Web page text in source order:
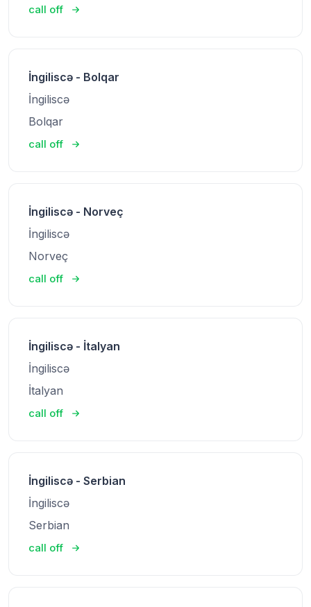
call off
İngiliscə - Bolqar
İngiliscə
Bolqar
call off
İngiliscə - Norveç
İngiliscə
Norveç
call off
İngiliscə - İtalyan
İngiliscə
İtalyan
call off
İngiliscə - Serbian
İngiliscə
Serbian
call off